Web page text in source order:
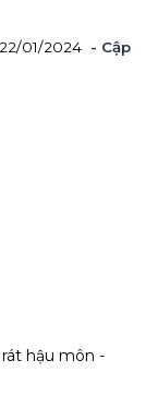
22/01/2024 - Cập
hậu môn -